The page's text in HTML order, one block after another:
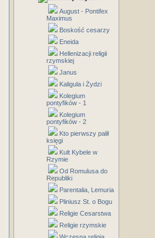
August - Pontifex
Maximus
Boskość cesarzy
Eneida
Hellenizacji religii
rzymskiej
Janus
Kaligula i Żydzi
Kolegium
pontyfików - 1
Kolegium
pontyfików - 2
Kto pierwszy palił
księgi
Kult Kybele w
Rzymie
Od Romulusa do
Republiki
Parentalia, Lemuria
Pliniusz St. o Bogu
Religie Cesarstwa
Religie rzymskie